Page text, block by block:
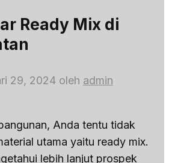
Ready Mix di
29, 2024 oleh admin
Anda tentu tidak
utama yaitu ready mix.
lebih lanjut prospek